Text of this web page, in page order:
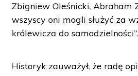
Zbigniew Oleśnicki, Abraham
wszyscy oni mogli służyć za
królewicza do samodzielności”.
Historyk zauważył, że radę